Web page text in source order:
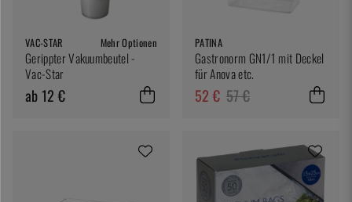
VAC-STAR Mehr Optionen
Gerippter Vakuumbeutel -
Vac-Star
ab 12 €
PATINA
Gastronorm GN1/1 mit Deckel
für Anova etc.
52 € 57 €